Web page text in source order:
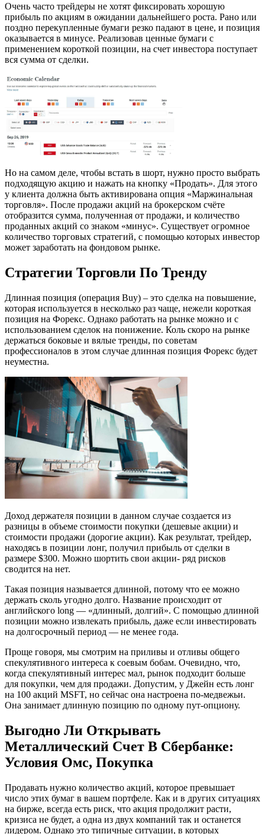
Очень часто трейдеры не хотят фиксировать хорошую
прибыль по акциям в ожидании дальнейшего роста. Рано или
поздно перекупленные бумаги резко падают в цене, и позиция
оказывается в минусе. Реализовав ценные бумаги с
применением короткой позиции, на счет инвестора поступает
вся сумма от сделки.
Но на самом деле, чтобы встать в шорт, нужно просто выбрать
подходящую акцию и нажать на кнопку «Продать». Для этого
у клиента должна быть активирована опция «Маржинальная
торговля». После продажи акций на брокерском счёте
отобразится сумма, полученная от продажи, и количество
проданных акций со знаком «минус». Существует огромное
количество торговых стратегий, с помощью которых инвестор
может заработать на фондовом рынке.
Стратегии Торговли По Тренду
Длинная позиция (операция Buy) – это сделка на повышение,
которая используется в несколько раз чаще, нежели короткая
позиция на Форекс. Однако работать на рынке можно и с
использованием сделок на понижение. Коль скоро на рынке
держаться боковые и вялые тренды, по советам
профессионалов в этом случае длинная позиция Форекс будет
неуместна.
Доход держателя позиции в данном случае создается из
разницы в объеме стоимости покупки (дешевые акции) и
стоимости продажи (дорогие акции). Как результат, трейдер,
находясь в позиции лонг, получил прибыль от сделки в
размере $300. Можно шортить свои акции- ряд рисков
сводится на нет.
Такая позиция называется длинной, потому что ее можно
держать сколь угодно долго. Название происходит от
английского long — «длинный, долгий». С помощью длинной
позиции можно извлекать прибыль, даже если инвестировать
на долгосрочный период — не менее года.
Проще говоря, мы смотрим на приливы и отливы общего
спекулятивного интереса к соевым бобам. Очевидно, что,
когда спекулятивный интерес мал, рынок подходит больше
для покупки, чем для продажи. Допустим, у Джейн есть лонг
на 100 акций MSFT, но сейчас она настроена по-медвежьи.
Она занимает длинную позицию по одному пут-опциону.
Выгодно Ли Открывать
Металлический Счет В Сбербанке:
Условия Омс, Покупка
Продавать нужно количество акций, которое превышает
число этих бумаг в вашем портфеле. Как и в других ситуациях
на бирже, всегда есть риск, что акция продолжит расти,
кризиса не будет, а одна из двух компаний так и останется
лидером. Однако это типичные ситуации, в которых